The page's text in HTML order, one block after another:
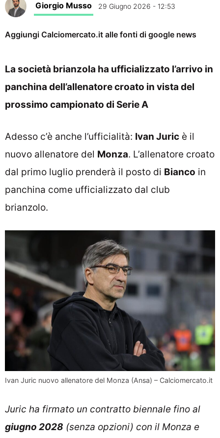
Giorgio Musso 29 Giugno 2026 - 12:53
Aggiungi Calciomercato.it alle fonti di google news
La società brianzola ha ufficializzato l’arrivo in
panchina dell’allenatore croato in vista del
prossimo campionato di Serie A
Adesso c’è anche l’ufficialità: Ivan Juric è il
nuovo allenatore del Monza. L’allenatore croato
dal primo luglio prenderà il posto di Bianco in
panchina come ufficializzato dal club
brianzolo.
Ivan Juric nuovo allenatore del Monza (Ansa) – Calciomercato.it
Juric ha firmato un contratto biennale fino al
giugno 2028 (senza opzioni) con il Monza e